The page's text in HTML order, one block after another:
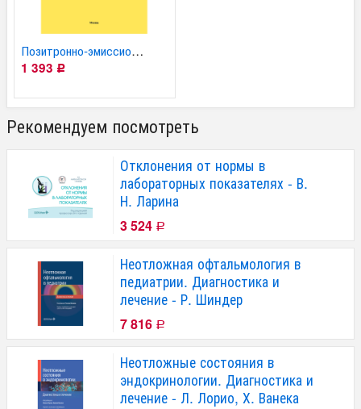
Позитронно-эмиссионная...
1 393 Р
Рекомендуем посмотреть
Отклонения от нормы в
лабораторных показателях - В.
Н. Ларина
3 524 Р
Неотложная офтальмология в
педиатрии. Диагностика и
лечение - Р. Шиндер
7 816 Р
Неотложные состояния в
эндокринологии. Диагностика и
лечение - Л. Лорио, Х. Ванека